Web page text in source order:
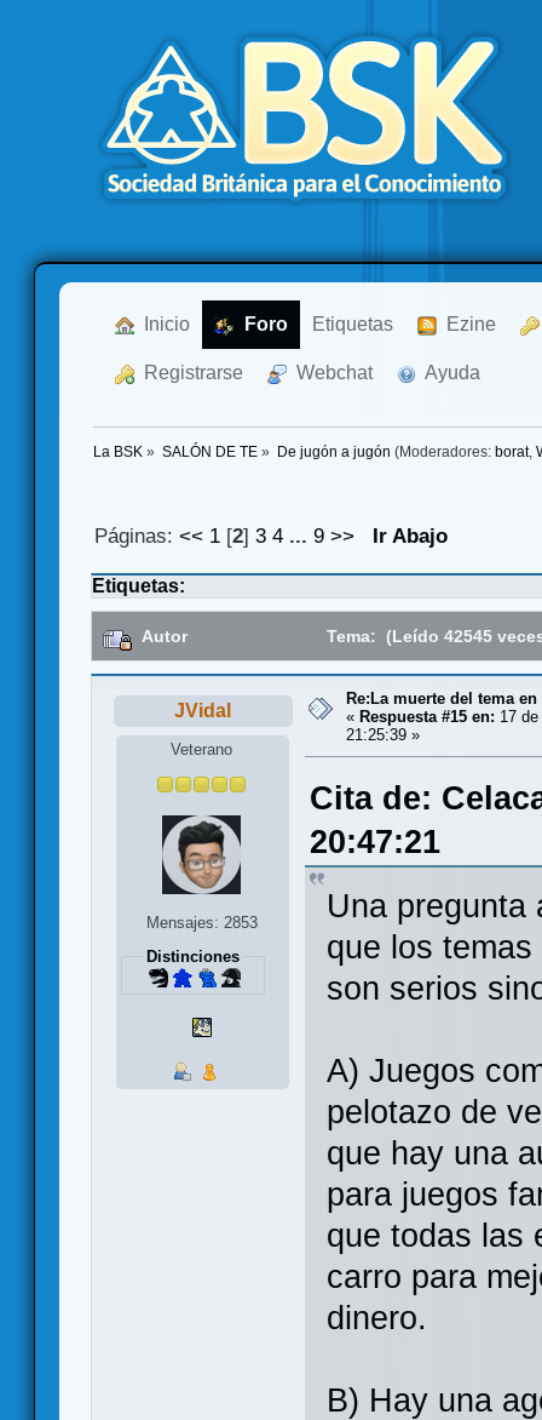
Inicio Foro Etiquetas Ezine
Registrarse Webchat Ayuda
La BSK » SALÓN DE TE » De jugón a jugón (Moderadores: borat,
Páginas:<< 1 [2]3 4 ...9 >> Ir Abajo
Etiquetas:
Autor Tema: (Leído 42545
JVidal
Veterano
Mensajes: 2853
Distinciones
Re:La muerte del tema
« Respuesta #15 en: 17
21:25:39 »
Cita de:
20:47:21
Una pregunta
que los
son serios
A) Juegos
pelotazo de
que hay una
para juegos
que todas las
carro para
dinero.
B) Hay una